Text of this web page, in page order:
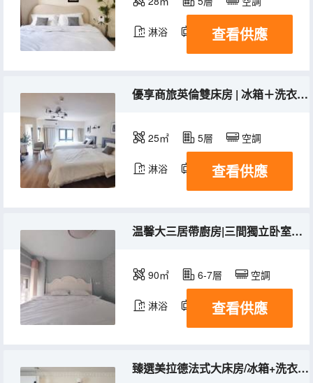
淋浴 電視機
查看供應
優享商旅英倫雙床房 | 冰箱＋洗衣機＋集中供暖＋空調
25㎡ 5層 空調
淋浴 電視機
查看供應
温馨大三居帶廚房|三間獨立卧室雙衞生間＋冰箱洗衣機三台空調
90㎡ 6-7層 空調
淋浴 電視機
查看供應
臻選美拉德法式大床房/冰箱+洗衣機＋集中供暖＋空調